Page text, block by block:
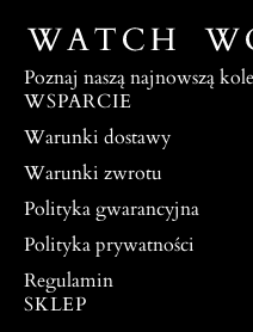
Poznaj naszą najnowszą
WSPARCIE
Warunki dostawy
Warunki zwrotu
Polityka gwarancyjna
Polityka prywatności
Regulamin
SKLEP